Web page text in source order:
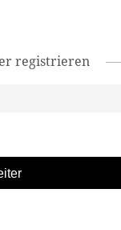
registrieren